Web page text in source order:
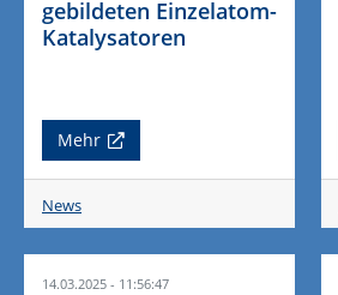
gebildeten Einzelatom-
Katalysatoren
Mehr
News
14.03.2025 - 11:56:47